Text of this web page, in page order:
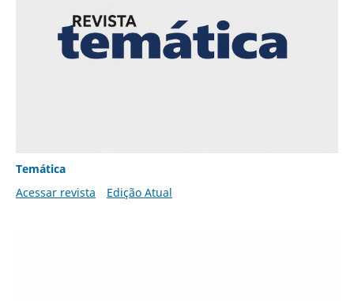
Temática
Acessar revista
Edição Atual